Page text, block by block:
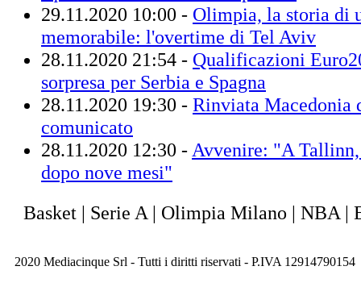
29.11.2020 10:00 - Olimpia, la storia di
memorabile: l'overtime di Tel Aviv
28.11.2020 21:54 - Qualificazioni
sorpresa per Serbia e Spagna
28.11.2020 19:30 - Rinviata
comunicato
28.11.2020 12:30 - Avvenire: "A
dopo nove mesi"
Basket | Serie A | Olimpia Milano | NBA |
2020 Mediacinque Srl - Tutti i diritti riservati - P.IVA 12914790154